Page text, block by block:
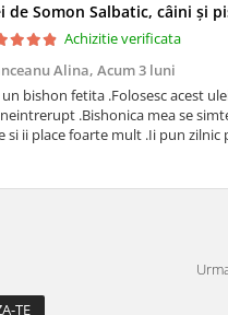
Achizitie verificata
Alina, Acum 3 luni
bishon fetita .Folosesc acest
.Bishonica mea se
si ii place foarte mult .Ii pun zilnic